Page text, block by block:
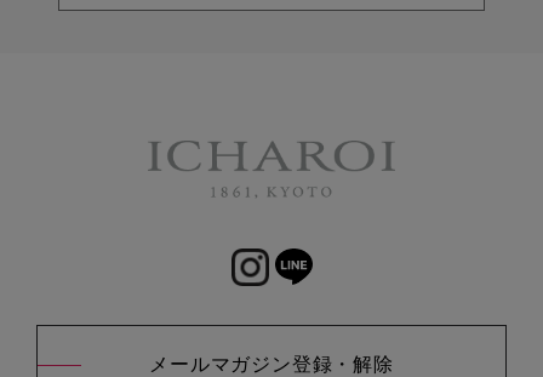
メールマガジン登録・解除